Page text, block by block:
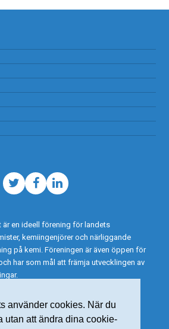
använder cookies. När du
utan att ändra dina cookie-
TwitterFacebook
LinkedIn
är en ideell förening för landets
kemiingenjörer och närliggande
på kemi. Föreningen är även öppen för
har som mål att främja utvecklingen av